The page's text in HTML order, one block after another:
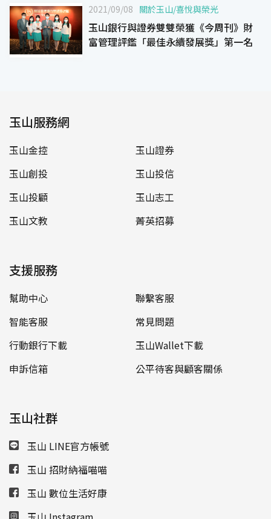
2021/09/08 關於玉山/喜悅與榮光
玉山銀行與證券雙雙榮獲《今周刊》財
富管理評鑑「最佳永續發展獎」第一名
玉山服務網
玉山金控
玉山證券
玉山創投
玉山投信
玉山投顧
玉山志工
玉山文教
菁英招募
支援服務
幫助中心
聯繫客服
智能客服
常見問題
行動銀行下載
玉山Wallet下載
申訴信箱
公平待客與顧客關係
玉山社群
玉山 LINE官方帳號
玉山 招財納福喵喵
玉山 數位生活好康